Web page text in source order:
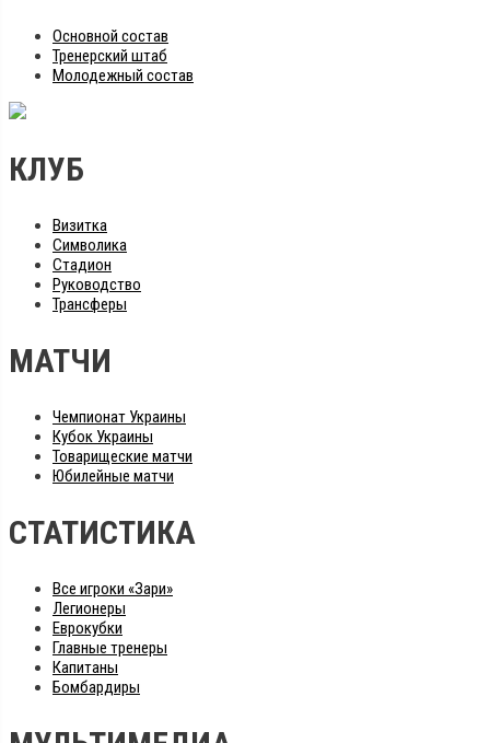
Основной состав
Тренерский штаб
Молодежный состав
КЛУБ
Визитка
Символика
Стадион
Руководство
Трансферы
МАТЧИ
Чемпионат Украины
Кубок Украины
Товарищеские матчи
Юбилейные матчи
СТАТИСТИКА
Все игроки «Зари»
Легионеры
Еврокубки
Главные тренеры
Капитаны
Бомбардиры